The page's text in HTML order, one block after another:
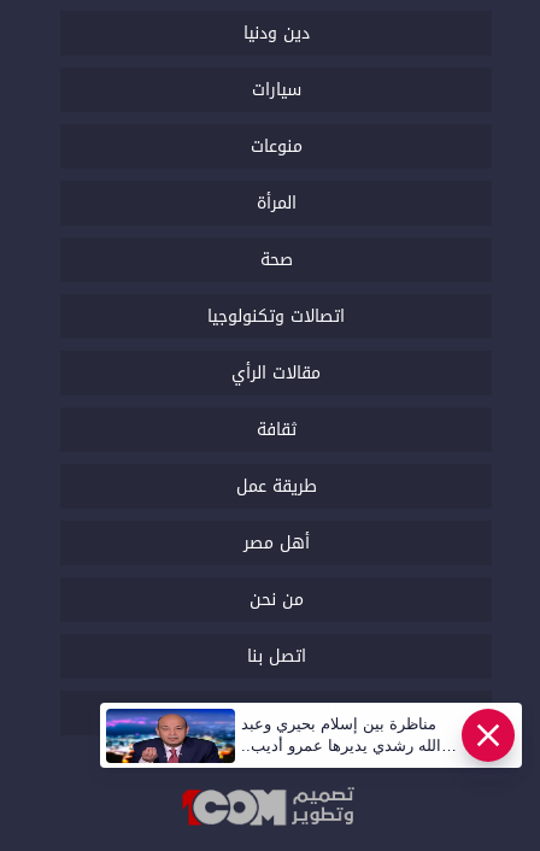
دين ودنيا
سيارات
منوعات
المرأة
صحة
اتصالات وتكنولوجيا
مقالات الرأي
ثقافة
طريقة عمل
أهل مصر
من نحن
اتصل بنا
السياسة التحريرية
مناظرة بين إسلام بحيري وعبد
الله رشدي يديرها عمرو أديب..
قريبا | أهل مصر